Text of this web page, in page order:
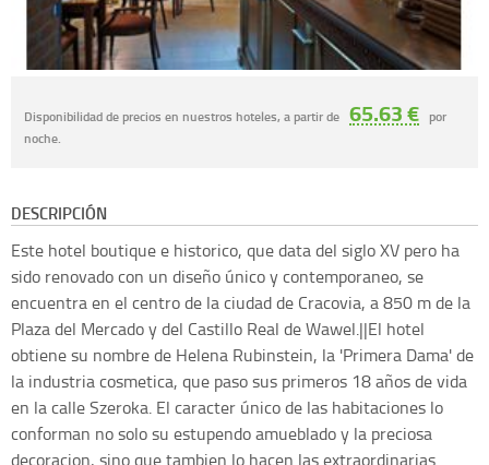
Disponibilidad de precios en nuestros hoteles, a partir de 65.63 € por
noche.
DESCRIPCIÓN
Este hotel boutique e historico, que data del siglo XV pero ha
sido renovado con un diseño único y contemporaneo, se
encuentra en el centro de la ciudad de Cracovia, a 850 m de la
Plaza del Mercado y del Castillo Real de Wawel.||El hotel
obtiene su nombre de Helena Rubinstein, la 'Primera Dama' de
la industria cosmetica, que paso sus primeros 18 años de vida
en la calle Szeroka. El caracter único de las habitaciones lo
conforman no solo su estupendo amueblado y la preciosa
decoracion, sino que tambien lo hacen las extraordinarias